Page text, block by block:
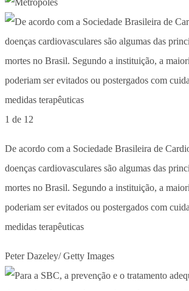
1 de 12
De acordo com a Sociedade Brasileira de
doenças cardiovasculares são algumas das
mortes no Brasil. Segundo a instituição, a
poderiam ser evitados ou postergados com
medidas terapêuticas
Peter Dazeley/ Getty Images